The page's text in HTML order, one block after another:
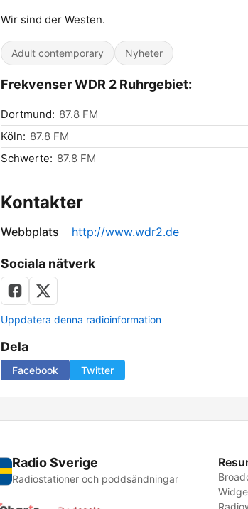
Wir sind der Westen.
Adult contemporary Nyheter
Frekvenser WDR 2 Ruhrgebiet:
Dortmund: 87.8 FM
Köln: 87.8 FM
Schwerte: 87.8 FM
Kontakter
Webbplats http://www.wdr2.de
Sociala nätverk
Uppdatera denna radioinformation
Dela
Facebook Twitter
Radio Sverige
Radiostationer och poddsändningar